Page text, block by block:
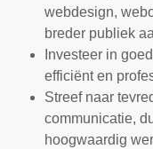
webdesign,
breder publiek
Investeer in
efficiënt en
Streef naar
communicatie,
hoogwaardig